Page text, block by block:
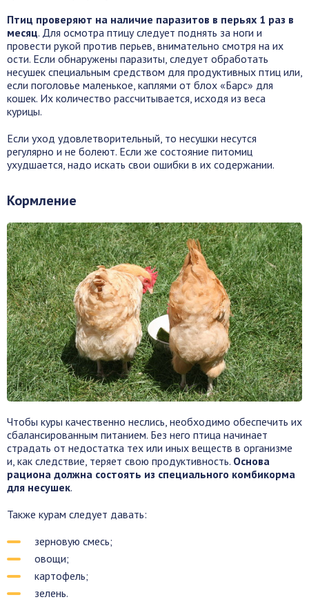
Птиц проверяют на наличие паразитов в перьях 1 раз в
месяц. Для осмотра птицу следует поднять за ноги и
провести рукой против перьев, внимательно смотря на их
ости. Если обнаружены паразиты, следует обработать
несушек специальным средством для продуктивных птиц или,
если поголовье маленькое, каплями от блох «Барс» для
кошек. Их количество рассчитывается, исходя из веса
курицы.
Если уход удовлетворительный, то несушки несутся
регулярно и не болеют. Если же состояние питомиц
ухудшается, надо искать свои ошибки в их содержании.
Кормление
Чтобы куры качественно неслись, необходимо обеспечить их
сбалансированным питанием. Без него птица начинает
страдать от недостатка тех или иных веществ в организме
и, как следствие, теряет свою продуктивность. Основа
рациона должна состоять из специального комбикорма
для несушек.
Также курам следует давать:
зерновую смесь;
овощи;
картофель;
зелень.